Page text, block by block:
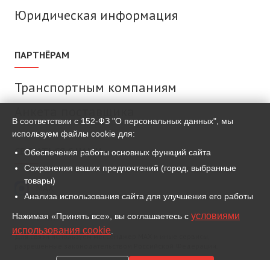
Юридическая информация
ПАРТНЁРАМ
Транспортным компаниям
СВЯЗАТЬСЯ С НАМИ
MAX
ВКонтакте
Для связи используем мессенджер MAX и иные сервисы,
В соответствии с 152-ФЗ "О персональных данных", мы
используем файлы cookie для:
Обеспечения работы основных функций сайта
Сохранения ваших предпочтений (город, выбранные
товары)
Анализа использования сайта для улучшения его работы
Нажимая «Принять все», вы соглашаетесь с условиями
использования cookie